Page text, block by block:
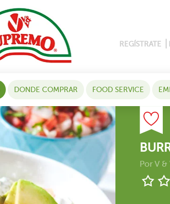
REGÍSTRATE
DONDE COMPRAR FOOD SERVICE
Por V &